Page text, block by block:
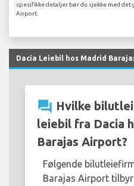
spesifikke detaljer bør du sjekke med
Airport.
Dacia Leiebil hos Madrid
question_answer Hvilke
leiebil fra Dacia
Barajas Airport?
Følgende
Barajas Airport